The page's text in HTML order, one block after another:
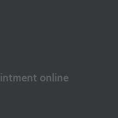
online